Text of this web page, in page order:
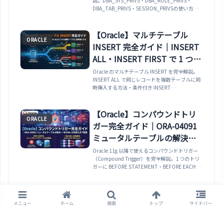
一覧
DBA_TAB_PRIVS・SESSION_PRIVSの使い方か
UNIONクエリまで網羅。
ORACLE
【Oracle】マルチテーブル
INSERT 完全ガイド｜INSERT
ALL・INSERT FIRST で 1 つの
SELECT から複数テーブルに
同時挿入する
Oracle のマルチテーブル INSERT を完全解説。
INSERT ALL で同じレコードを複数テーブルに同
時挿入する方法・条件付き INSERT
一致した条件のテーブルにのみ挿入する方法・
ETL でステージングテーブルからファクト・ディ
メンションテーブルに一括ロードするパターン・
INSERT ALL とシーケンスを組み合わせる際の注
意点・EXECUTE IMMEDIATE でのマルチテーブ
ル INSERT の制限まで実例で解説します。
ORACLE
【Oracle】コンパウンドトリ
ガー完全ガイド｜ORA-04091
ミュータルテーブルの解決・
一括 DML の効率化まで解説
Oracle 11g 以降で使えるコンパウンドトリガー
（Compound Trigger）を完全解説。1 つのトリ
ガーに BEFORE STATEMENT・BEFORE EACH
み・ORA-04091 ミュータルテーブルエラーを解
決する AFTER EACH ROW + AFTER STATEMENT
パターン・行単位ループを避けてパフォーマンス
メニュー ホーム 検索 トップ サイドバー